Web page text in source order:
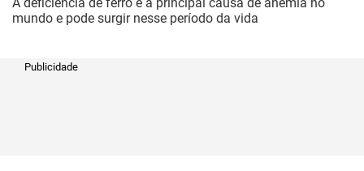
mundo e pode surgir nesse período da vida
Publicidade